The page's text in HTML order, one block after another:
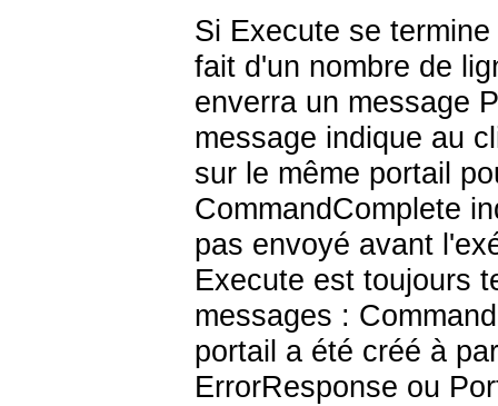
Si Execute se
fait d'un nombre de
enverra un message
message indique au
sur le même portail
CommandComplete
pas envoyé avant
Execute est toujours
messages :
portail a été créé à
ErrorResponse ou